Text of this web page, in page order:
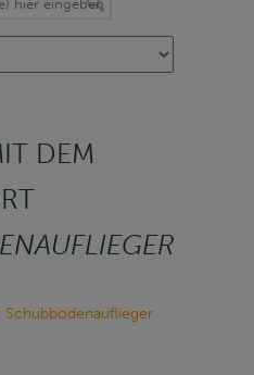
DEM
Schubbodenauflieger